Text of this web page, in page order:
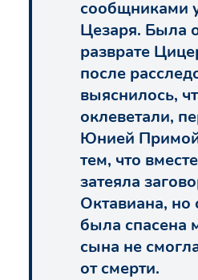
сообщниками
Цезаря. Была
разврате
после
выяснилось,
оклеветали,
Юнией
тем, что
затеяла
Октавиана, но
была спасена
сына не
от смерти.